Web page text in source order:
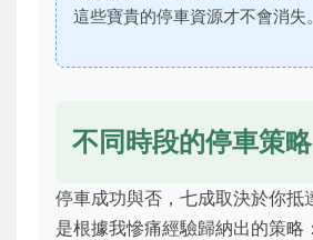
這些寶貴的停車資源才不會消失。
不同時段的停車策略
停車成功與否，七成取決於你抵
是根據我慘痛經驗歸納出的策略：